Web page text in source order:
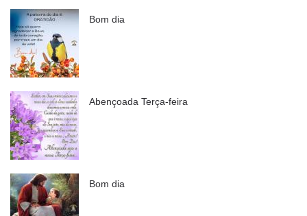
Bom dia
Abençoada Terça-feira
Bom dia